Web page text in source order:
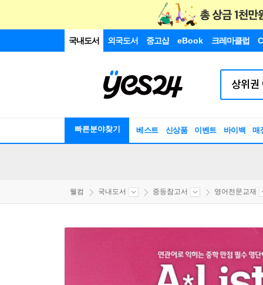
국내도서 외국도서 중고샵 eBook 크레마클럽
빠른분야찾기 베스트 신상품 이벤트 바이백 매
웰컴 국내도서 중등참고서 영어전문교재